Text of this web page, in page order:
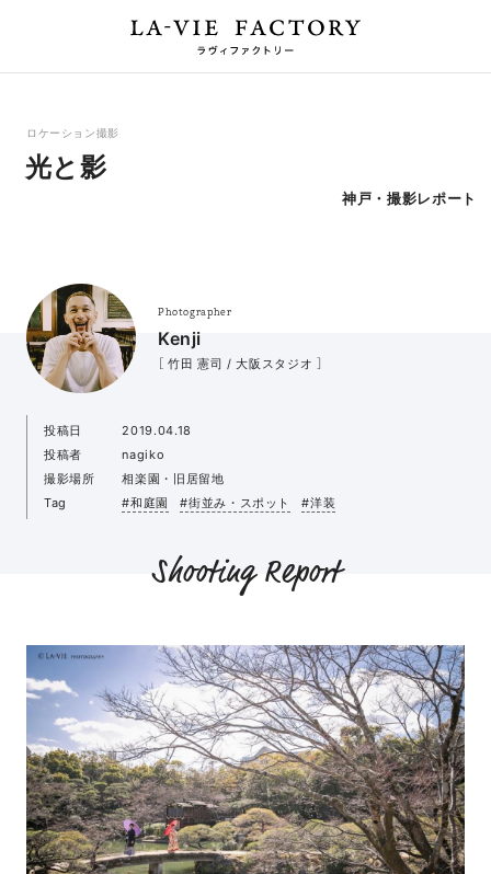
ロケーション撮影
光と影
神戸・撮影レポート
Photographer
Kenji
［ 竹田 憲司 / 大阪スタジオ ］
投稿日
2019.04.18
投稿者
nagiko
撮影場所
相楽園・旧居留地
Tag
#和庭園 #街並み・スポット #洋装
Shooting Report